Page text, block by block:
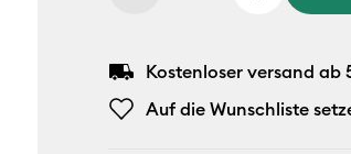
Kostenloser versand ab
Auf die Wunschliste